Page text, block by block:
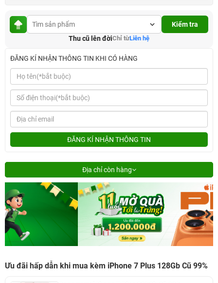
Kiểm tra
Thu cũ lên đờiChỉ từLiên hệ
ĐĂNG KÍ NHẬN THÔNG TIN KHI CÓ HÀNG
ĐĂNG KÍ NHẬN THÔNG TIN
Địa chỉ còn hàng
Ưu đãi hấp dẫn khi mua kèm iPhone 7 Plus 128Gb Cũ 99%